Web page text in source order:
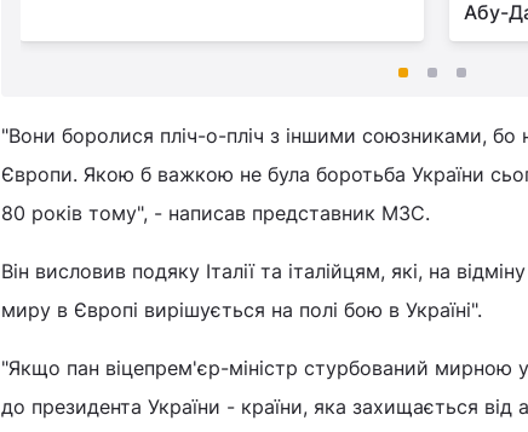
Абу-
"Вони боролися пліч-о-пліч з іншими союзниками, бо
Європи. Якою б важкою не була боротьба України
80 років тому", - написав представник МЗС.
Він висловив подяку Італії та італійцям, які, на
миру в Європі вирішується на полі бою в Україні".
"Якщо пан віцепрем'єр-міністр стурбований мирною
до президента України - країни, яка захищається від